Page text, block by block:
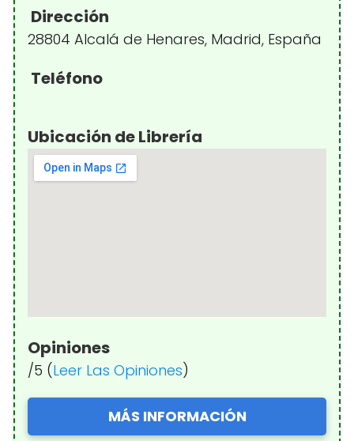
Dirección
28804 Alcalá de Henares, Madrid, España
Teléfono
Ubicación de Librería
Opiniones
/5 (Leer Las Opiniones)
MÁS INFORMACIÓN